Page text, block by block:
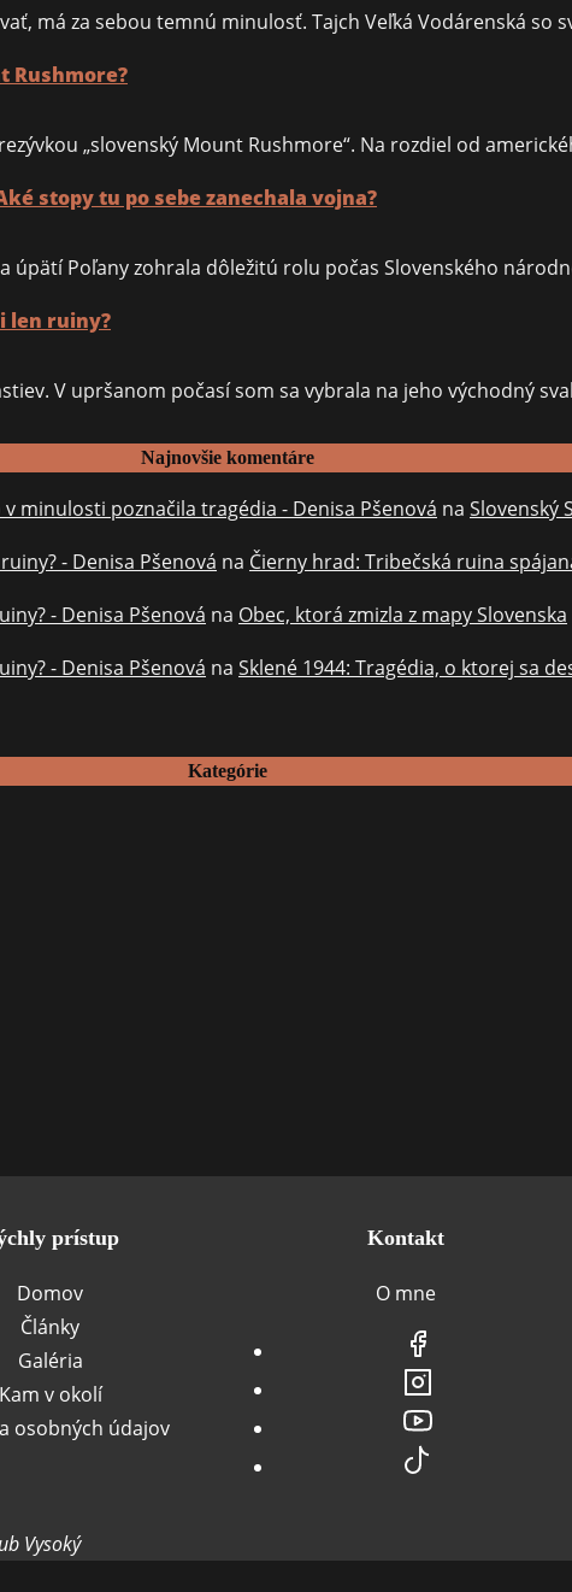
má za sebou temnú minulosť. Tajch Veľká Vodárenská so
Rushmore?
„slovenský Mount Rushmore“. Na rozdiel od
stopy tu po sebe zanechala vojna?
úpätí Poľany zohrala dôležitú rolu počas Slovenského
len ruiny?
V upršanom počasí som sa vybrala na jeho východný
Najnovšie komentáre
minulosti poznačila tragédia - Denisa Pšenová na Slovenský
- Denisa Pšenová na Čierny hrad: Tribečská ruina
- Denisa Pšenová na Obec, ktorá zmizla z mapy Slovenska
- Denisa Pšenová na Sklené 1944: Tragédia, o ktorej sa
Kategórie
prístup
Domov
Články
Galéria
Kam v okolí
osobných údajov
Kontakt
O mne
Vysoký